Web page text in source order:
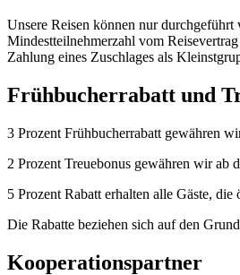
Unsere Reisen können nur
Mindestteilnehmerzahl vom
Zahlung eines Zuschlages als
Frühbucherrabatt und
3 Prozent Frühbucherrabatt gewähren
2 Prozent Treuebonus gewähren wir ab
5 Prozent Rabatt erhalten alle Gäste,
Die Rabatte beziehen sich auf den
Kooperationspartner